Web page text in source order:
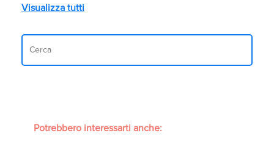
Visualizza tutti
Potrebbero interessarti anche: